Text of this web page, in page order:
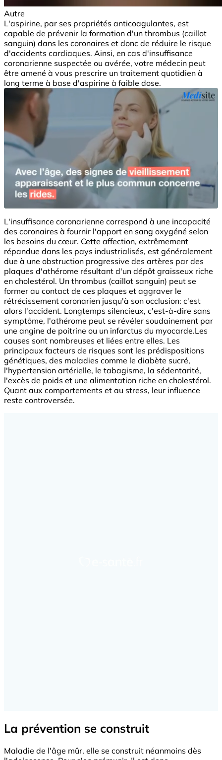
Autre
L'aspirine, par ses propriétés anticoagulantes, est
capable de prévenir la formation d'un thrombus (caillot
sanguin) dans les coronaires et donc de réduire le risque
d'accidents cardiaques. Ainsi, en cas d'insuffisance
coronarienne suspectée ou avérée, votre médecin peut
être amené à vous prescrire un traitement quotidien à
long terme à base d'aspirine à faible dose.
L'insuffisance coronarienne correspond à une incapacité
des coronaires à fournir l'apport en sang oxygéné selon
les besoins du cœur. Cette affection, extrêmement
répandue dans les pays industrialisés, est généralement
due à une obstruction progressive des artères par des
plaques d'athérome résultant d'un dépôt graisseux riche
en cholestérol. Un thrombus (caillot sanguin) peut se
former au contact de ces plaques et aggraver le
rétrécissement coronarien jusqu'à son occlusion: c'est
alors l'accident. Longtemps silencieux, c'est-à-dire sans
symptôme, l'athérome peut se révéler soudainement par
une angine de poitrine ou un infarctus du myocarde.Les
causes sont nombreuses et liées entre elles. Les
principaux facteurs de risques sont les prédispositions
génétiques, des maladies comme le diabète sucré,
l'hypertension artérielle, le tabagisme, la sédentarité,
l'excès de poids et une alimentation riche en cholestérol.
Quant aux comportements et au stress, leur influence
reste controversée.
La prévention se construit
Maladie de l'âge mûr, elle se construit néanmoins dès